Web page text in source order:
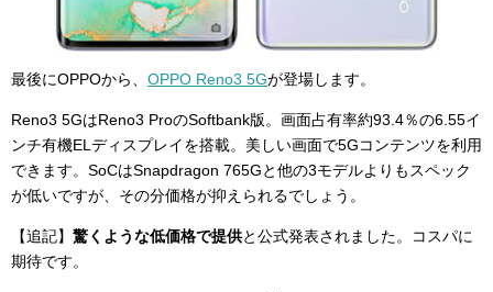
最後にOPPOから、 OPPO Reno3 5Gが登場します。
Reno3 5GはReno3 ProのSoftbank版。 画面占有率約93.4％の6.55イ
ンチ有機ELディスプレイを搭載。美しい画面で5Gコンテンツを利用
できます。SoCはSnapdragon 765Gと他の3モデルよりもスペック
が低いですが、その分価格が抑えられるでしょう。
【追記】 驚くような低価格で提供と公式発表されました。コスパに
期待です。